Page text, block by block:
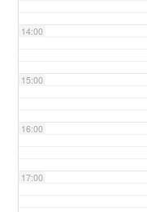
14:00
15:00
16:00
17:00